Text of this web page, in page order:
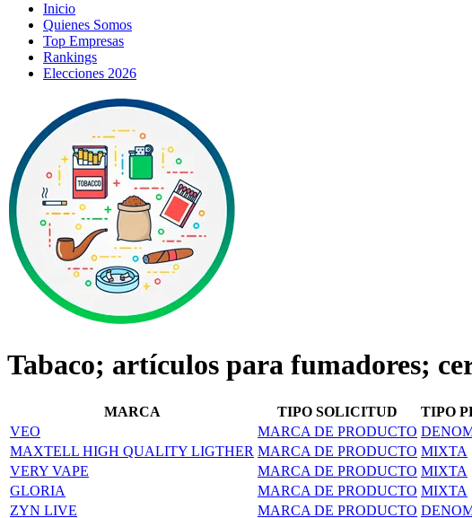
Inicio
Quienes Somos
Top Empresas
Rankings
Elecciones 2026
Tabaco; artículos para fumadores;
MARCA TIPO SOLICITUD
TIPO
VEO
MARCA DE PRODUCTO
MAXTELL HIGH QUALITY LIGTHER MARCA DE PRODUCTO MIXTA
VERY VAPE
MARCA DE PRODUCTO MIXTA
GLORIA
MARCA DE PRODUCTO MIXTA
ZYN LIVE
MARCA DE PRODUCTO